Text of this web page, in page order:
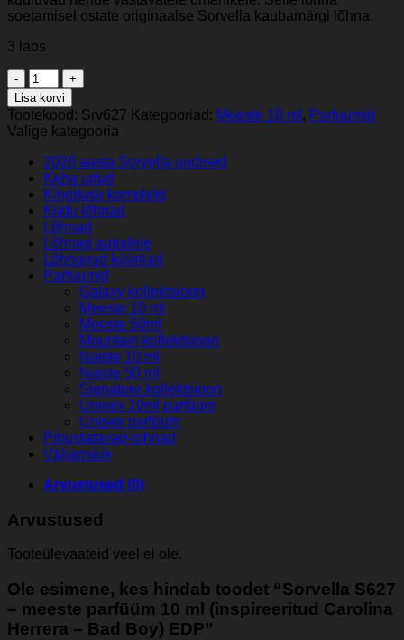
soetamisel ostate originaalse Sorvella kaubamärgi lõhna.
3 laos
Sorvella
S627
–
meeste
parfüüm
10
ml
(inspireeritud
Carolina
Herrera
-
Bad
Boy)
EDP
kogus
Lisa korvi
Tootekood: Srv627 Kategooriad: Meeste 10 ml , Parfuumid
Valige kategooria
2026 aasta Sorvella uudised
Keha udud
Kingituse komplekt
Kodu lõhnad
Lõhnad
Lõhnad autodele
Lõhnavad küünlad
Parfuumid
Galaxy kollektsioon
Meeste 10 ml
Meeste 50ml
Mountain kollektsioon
Naiste 10 ml
Naiste 50 ml
Signature kollektsioon
Unisex 10ml parfüüm
Unisex parfüüm
Pihustatavad-lohnad
Väljamüük
Arvustused (0)
Arvustused
Tooteülevaateid veel ei ole.
Ole esimene, kes hindab toodet “Sorvella S627
– meeste parfüüm 10 ml (inspireeritud Carolina
Herrera – Bad Boy) EDP”